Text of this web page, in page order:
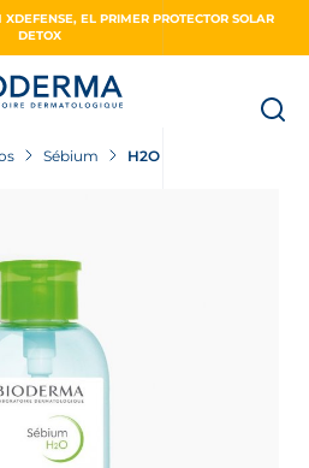
EL PRIMER PROTECTOR SOLAR
DETOX
Sébium H2O